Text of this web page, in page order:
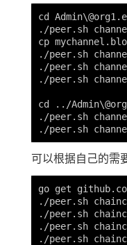
cd
./peer.sh
cp
./peer.sh
./peer.sh
./peer.sh
cd ../
./peer.sh
可以根据自己的需
go get
./peer.sh
./peer.sh
./peer.sh
./peer.sh